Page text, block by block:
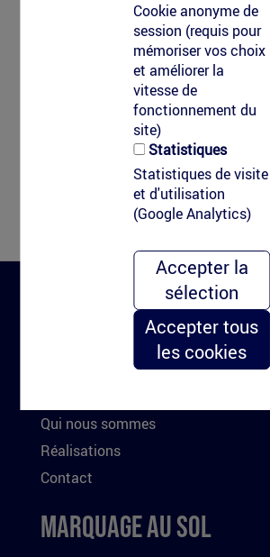
Cookie anonyme de
session (requis pour
mémoriser vos choix
et améliorer la
vitesse de
fonctionnement du
site)
Statistiques
Statistiques de visite
et d'utilisation
(Google Analytics)
Accepter la
sélection
Accepter tous
les cookies
CGV Clean-Tag
Qui nous sommes
Réalisations
Contact
Marquage au sol